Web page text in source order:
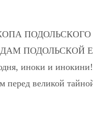
ПОДОЛЬСКОЙ
иноки и
перед великой